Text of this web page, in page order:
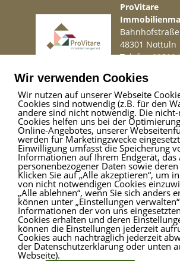
ProVitare
Bahnhofstraße
48301 Nottuln
Telefon02509
Impressum|Haftungsausschluss
ProVitare
GmbH
48301
Telefon
Mail
Wir verwenden Cookies
Wir nutzen auf unserer Webseite
Cookies sind notwendig (z.B. für den
andere sind nicht notwendig. Die
Cookies helfen uns bei der
Online-Angebotes, unserer
werden für Marketingzwecke
Einwilligung umfasst die Speicherung
Informationen auf Ihrem Endgerät, das
personenbezogener Daten sowie
Klicken Sie auf „Alle akzeptieren“, um
von nicht notwendigen Cookies
„Alle ablehnen“, wenn Sie sich anders
können unter „Einstellungen
Informationen der von uns
Cookies erhalten und deren
können die Einstellungen jederzeit
Cookies auch nachträglich jederzeit
der Datenschutzerklärung oder unten
Webseite).